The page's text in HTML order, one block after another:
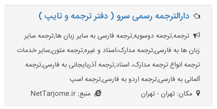
دارالترجمه رسمی سرو ( دفتر ترجمه و تایپ )
ترجمه,ترجمه دوسویه,ترجمه فارسی به سایر زبان ها,ترجمه سایر
زبان ها به فارسی,ترجمه مدارک،اسناد و غیره,ترجمه متون,سایر خدمات
ترجمه انواع ترجمه مدارک، اسناد,ترجمه آذربایجانی به فارسی,ترجمه
آلمانی به فارسی,ترجمه اردو به فارسی,ترجمه اسپ
مکان: تهران - تهران
منبع: NetTarjome.ir